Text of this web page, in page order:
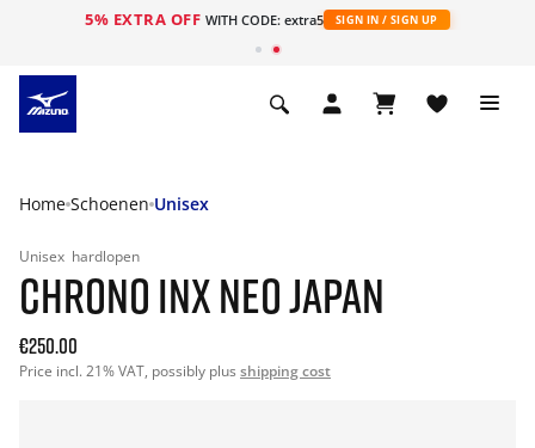
5% EXTRA OFF WITH CODE: extra5 SIGN IN / SIGN UP
Home Schoenen Unisex
Unisex hardlopen
CHRONO INX NEO JAPAN
€250.00
Price incl. 21% VAT, possibly plus shipping cost